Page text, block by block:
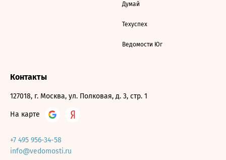
Думай
Техуспех
Ведомости Юг
Контакты
127018, г. Москва, ул. Полковая, д. 3, стр. 1
На карте
+7 495 956-34-58
info@vedomosti.ru